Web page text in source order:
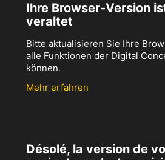
Ihre Browser-Version
veraltet
Bitte aktualisieren Sie Ihre
alle Funktionen der Digital
können.
Mehr erfahren
Désolé, la version de